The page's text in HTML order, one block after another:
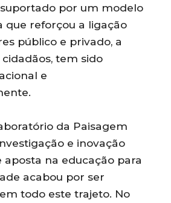
por um modelo
que reforçou a ligação
público e privado, a
tem sido
e
da Paisagem
e inovação
na educação para
acabou por ser
todo este trajeto. No